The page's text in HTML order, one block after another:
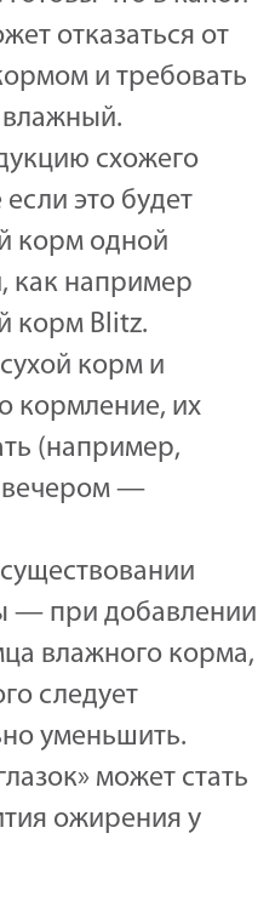
отказаться от
и требовать
схожего
это будет
корм одной
как например
корм Blitz.
корм и
кормление, их
(например,
вечером —
— при добавлении
влажного корма,
следует
уменьшить.
может стать
ожирения у